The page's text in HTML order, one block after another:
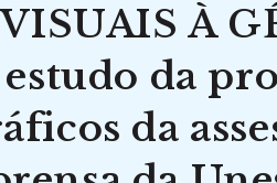
À
da
da